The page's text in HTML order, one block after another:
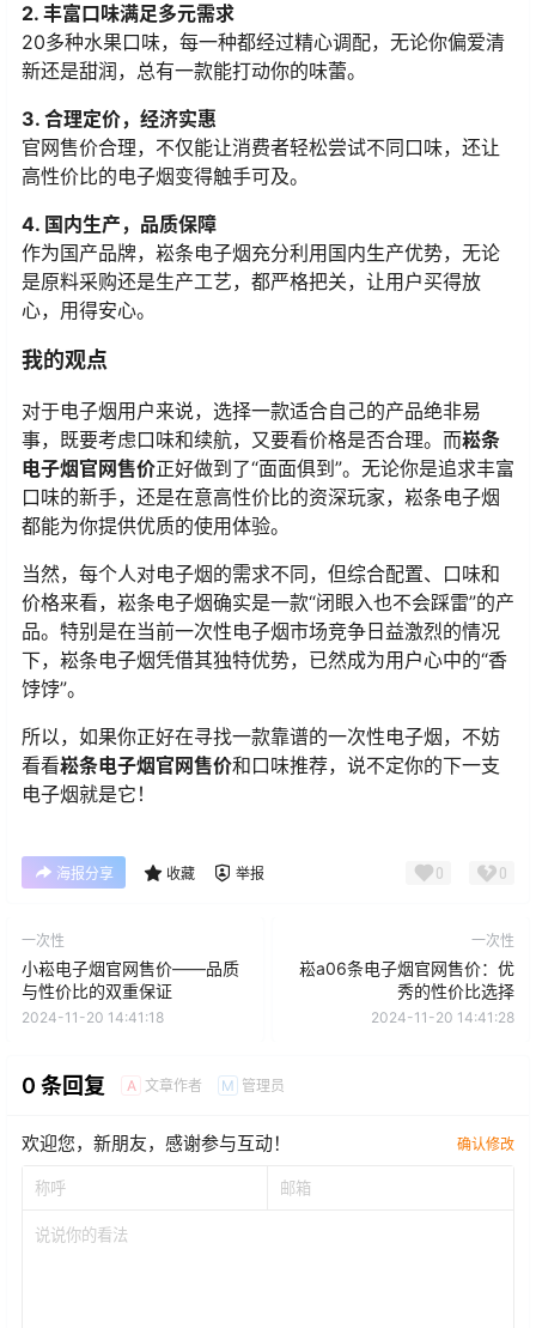
2. 丰富口味满足多元需求
20多种水果口味，每一种都经过精心调配，无论你偏爱清
新还是甜润，总有一款能打动你的味蕾。
3. 合理定价，经济实惠
官网售价合理，不仅能让消费者轻松尝试不同口味，还让
高性价比的电子烟变得触手可及。
4. 国内生产，品质保障
作为国产品牌，崧条电子烟充分利用国内生产优势，无论
是原料采购还是生产工艺，都严格把关，让用户买得放
心，用得安心。
我的观点
对于电子烟用户来说，选择一款适合自己的产品绝非易
事，既要考虑口味和续航，又要看价格是否合理。而崧条
电子烟官网售价正好做到了“面面俱到”。无论你是追求丰富
口味的新手，还是在意高性价比的资深玩家，崧条电子烟
都能为你提供优质的使用体验。
当然，每个人对电子烟的需求不同，但综合配置、口味和
价格来看，崧条电子烟确实是一款“闭眼入也不会踩雷”的产
品。特别是在当前一次性电子烟市场竞争日益激烈的情况
下，崧条电子烟凭借其独特优势，已然成为用户心中的“香
饽饽”。
所以，如果你正好在寻找一款靠谱的一次性电子烟，不妨
看看崧条电子烟官网售价和口味推荐，说不定你的下一支
电子烟就是它！
海报分享 收藏 举报 0 0
一次性
小崧电子烟官网售价——品质
与性价比的双重保证
2024-11-20 14:41:18
一次性
崧a06条电子烟官网售价：优
秀的性价比选择
2024-11-20 14:41:28
0 条回复 A 文章作者 M 管理员
欢迎您，新朋友，感谢参与互动！ 确认修改